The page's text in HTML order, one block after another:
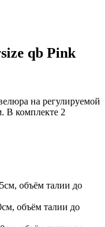
qb Pink
на регулируемой
В комплекте 2
объём талии до
объём талии до